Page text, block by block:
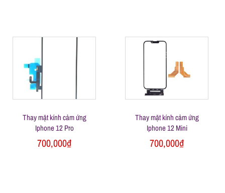
ộ
n
g
Thay mặt kính cảm ứng
Iphone 12 Pro
700,000₫
Thay mặt kính cảm ứng
Iphone 12 Mini
700,000₫